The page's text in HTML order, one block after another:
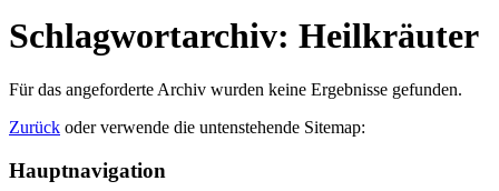
Schlagwortarchiv: Heilkräuter
Für das angeforderte Archiv wurden keine Ergebnisse gefunden.
Zurück oder verwende die untenstehende Sitemap:
Hauptnavigation